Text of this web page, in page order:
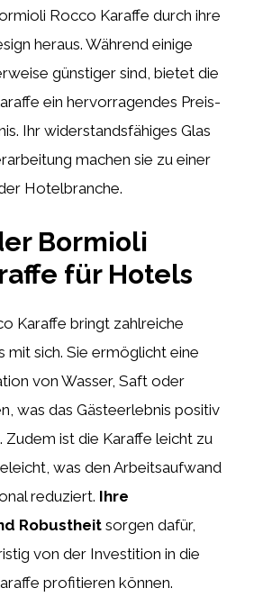
Rocco Karaffe durch ihre
heraus. Während einige
günstiger sind, bietet die
ein hervorragendes Preis-
Ihr widerstandsfähiges Glas
machen sie zu einer
Hotelbranche.
Bormioli
für Hotels
Karaffe bringt zahlreiche
sich. Sie ermöglicht eine
von Wasser, Saft oder
was das Gästeerlebnis positiv
Zudem ist die Karaffe leicht zu
was den Arbeitsaufwand
reduziert. Ihre
Robustheit sorgen dafür,
von der Investition in die
profitieren können.